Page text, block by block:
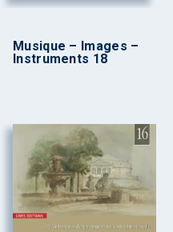
Musique – Images –
Instruments 18